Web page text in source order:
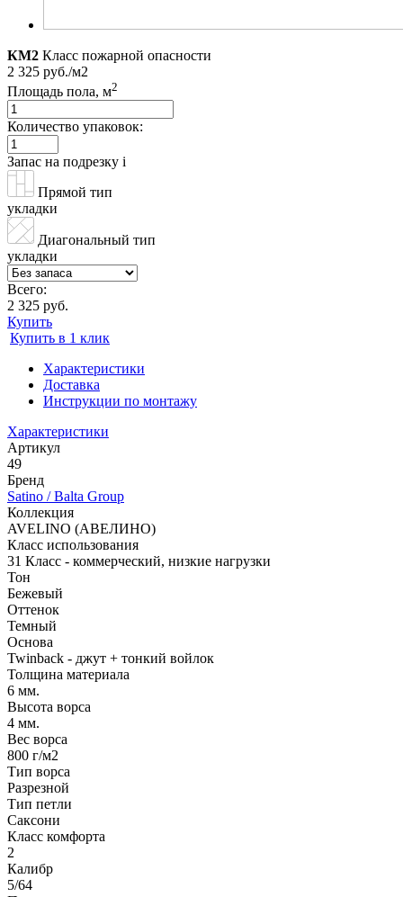
КМ2 Класс пожарной опасности
2 325 руб./м2
Площадь пола, м2
Количество упаковок:
Запас на подрезку i
Прямой тип
укладки
Диагональный тип
укладки
Всего:
2 325 руб.
Купить
Купить в 1 клик
Характеристики
Доставка
Инструкции по монтажу
Характеристики
Артикул
49
Бренд
Satino / Balta Group
Коллекция
AVELINO (АВЕЛИНО)
Класс использования
31 Класс - коммерческий, низкие нагрузки
Тон
Бежевый
Оттенок
Темный
Основа
Twinback - джут + тонкий войлок
Толщина материала
6 мм.
Высота ворса
4 мм.
Вес ворса
800 г/м2
Тип ворса
Разрезной
Тип петли
Саксони
Класс комфорта
2
Калибр
5/64